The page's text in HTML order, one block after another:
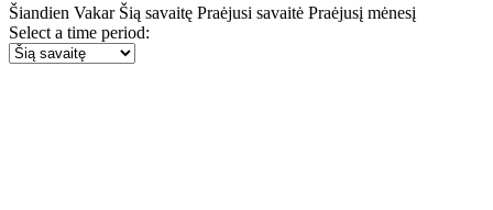
Šiandien Vakar Šią savaitę Praėjusi savaitė Praėjusį mėnesį
Select a time period: